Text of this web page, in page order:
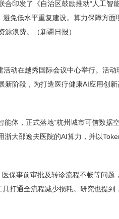
印发了《自治区鼓励推动“人工智
免低水平重复建设。算力保障方
浪费。（新疆日报）
动在越秀国际会议中心举行。活
阶段，为打造医疗健康AI应用创新
体，正式落地“杭州城市可信数据
大邵逸夫医院的AI算力，并以
保事前审批及转诊流程不畅等问
打通全流程减少损耗。研究也提